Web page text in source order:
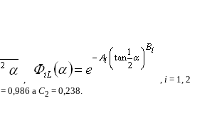
, , i = 1, 2
= 0,986 a C2 = 0,238.